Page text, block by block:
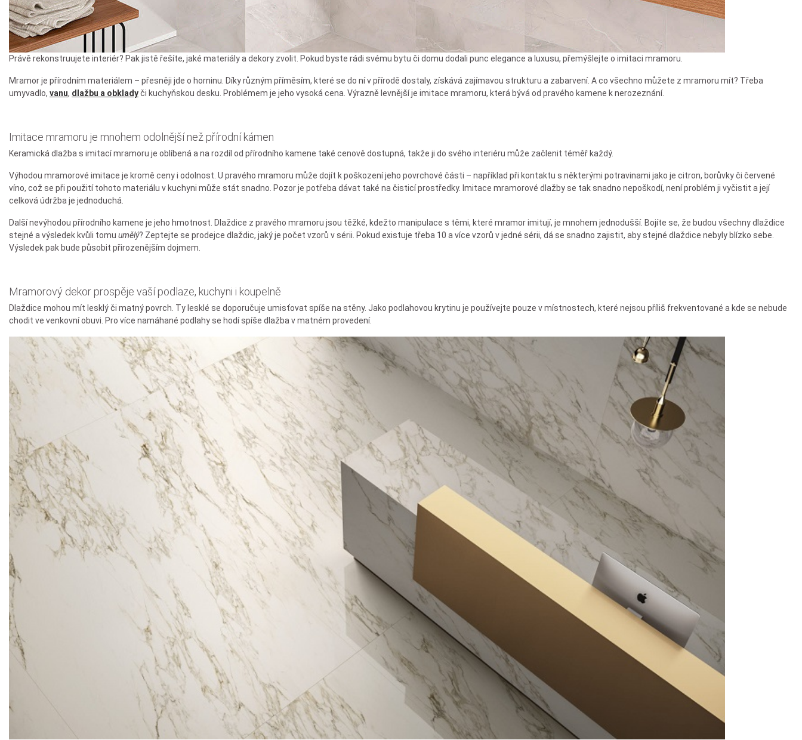
Právě rekonstruujete interiér? Pak jistě řešíte, jaké materiály a dekory zvolit. Pokud byste rádi svému bytu či domu dodali punc elegance a luxusu, přemýšlejte o imitaci mramoru.
Mramor je přírodním materiálem – přesněji jde o horninu. Díky různým příměsím, které se do ní v přírodě dostaly, získává zajímavou strukturu a zabarvení. A co všechno můžete z mramoru mít? Třeba
umyvadlo, vanu, dlažbu a obkladyči kuchyňskou desku. Problémem je jeho vysoká cena. Výrazně levnější je imitace mramoru, která bývá od pravého kamene k nerozeznání.
Imitace mramoru je mnohem odolnější než přírodní kámen
Keramická dlažba s imitací mramoru je oblíbená a na rozdíl od přírodního kamene také cenově dostupná, takže ji do svého interiéru může začlenit téměř každý.
Výhodou mramorové imitace je kromě ceny i odolnost. U pravého mramoru může dojít k poškození jeho povrchové části – například při kontaktu s některými potravinami jako je citron, borůvky či červené
víno, což se při použití tohoto materiálu v kuchyni může stát snadno. Pozor je potřeba dávat také na čisticí prostředky. Imitace mramorové dlažby se tak snadno nepoškodí, není problém ji vyčistit a její
celková údržba je jednoduchá.
Další nevýhodou přírodního kamene je jeho hmotnost. Dlaždice z pravého mramoru jsou těžké, kdežto manipulace s těmi, které mramor imitují, je mnohem jednodušší. Bojíte se, že budou všechny dlaždice
stejné a výsledek kvůli tomu umělý? Zeptejte se prodejce dlaždic, jaký je počet vzorů v sérii. Pokud existuje třeba 10 a více vzorů v jedné sérii, dá se snadno zajistit, aby stejné dlaždice nebyly blízko sebe.
Výsledek pak bude působit přirozenějším dojmem.
Mramorový dekor prospěje vaší podlaze, kuchyni i koupelně
Dlaždice mohou mít lesklý či matný povrch. Ty lesklé se doporučuje umisťovat spíše na stěny. Jako podlahovou krytinu je používejte pouze v místnostech, které nejsou příliš frekventované a kde se nebude
chodit ve venkovní obuvi. Pro více namáhané podlahy se hodí spíše dlažba v matném provedení.